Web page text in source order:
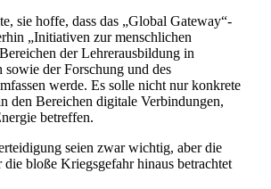
sie hoffe, dass das „Global Gateway“-
„Initiativen zur menschlichen
der Lehrerausbildung in
sowie der Forschung und des
werde. Es solle nicht nur konkrete
den Bereichen digitale Verbindungen,
betreffen.
seien zwar wichtig, aber die
die bloße Kriegsgefahr hinaus betrachtet